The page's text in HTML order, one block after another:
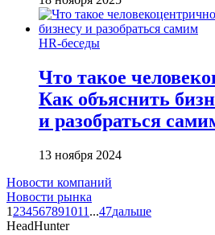
HR-беседы
Что такое
Как объяснить
и разобраться
13 ноября 2024
Новости компаний
Новости рынка
1 234567891011 ...47дальше
HeadHunter